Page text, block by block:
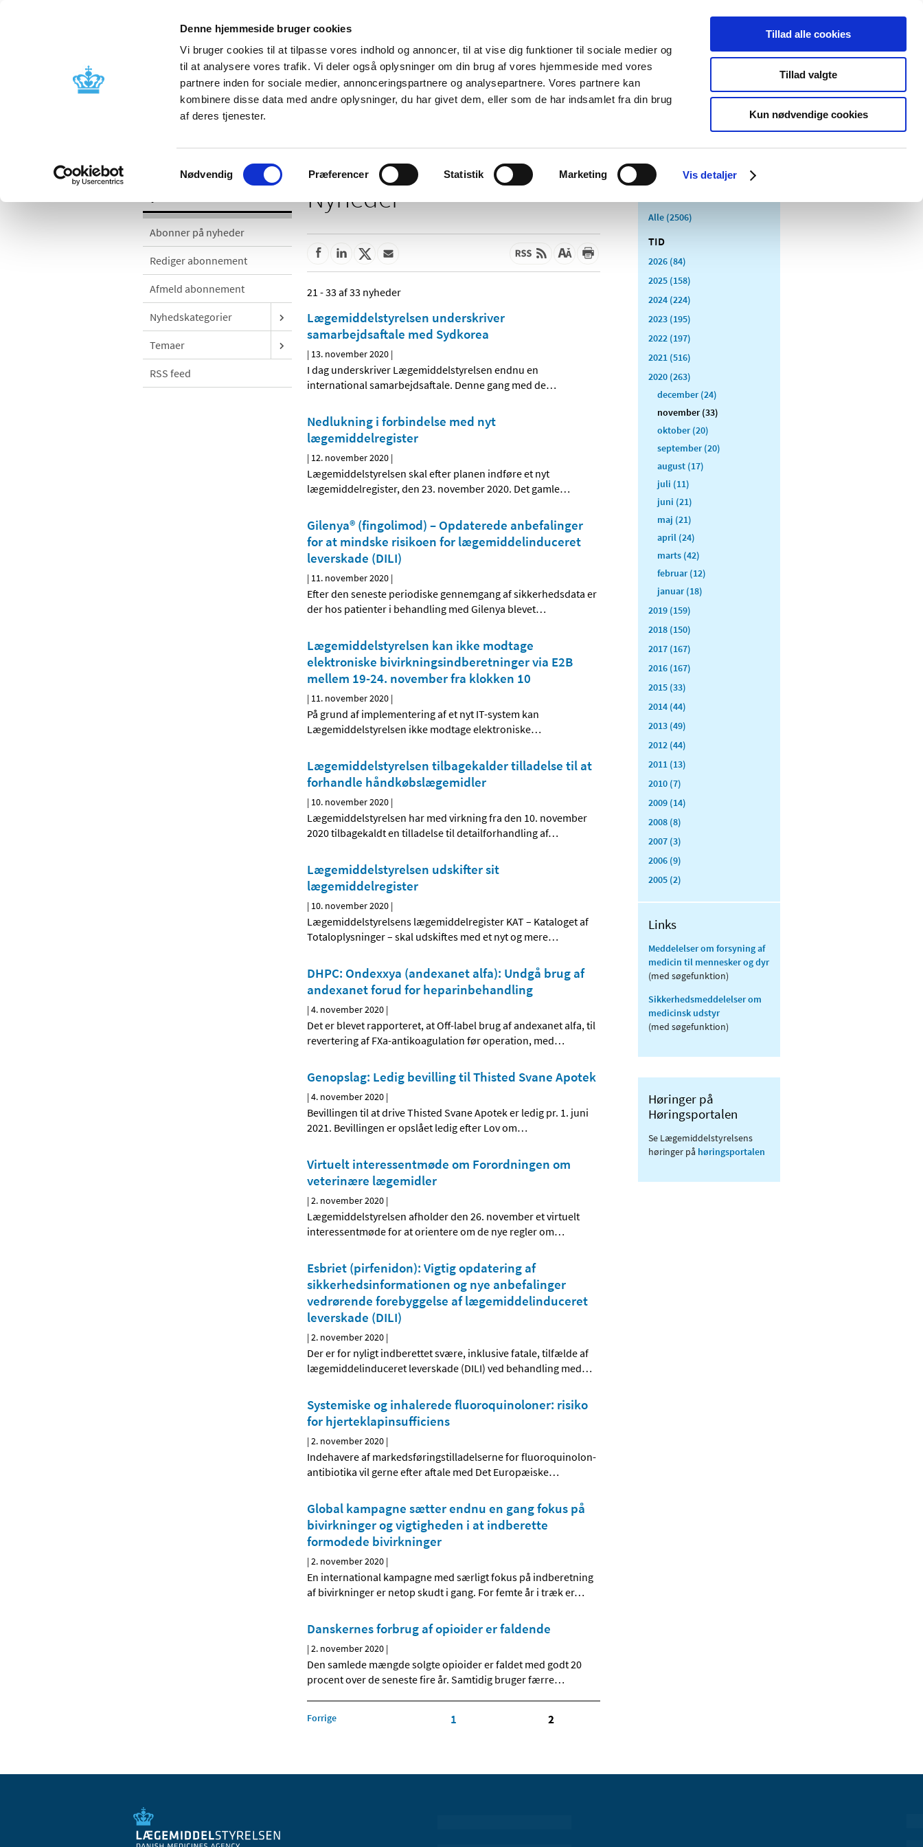
Denne hjemmeside bruger cookies
Vi bruger cookies til at tilpasse vores indhold og annoncer, til at vise dig funktioner til sociale medier og
til at analysere vores trafik. Vi deler også oplysninger om din brug af vores hjemmeside med vores
partnere inden for sociale medier, annonceringspartnere og analysepartnere. Vores partnere kan
kombinere disse data med andre oplysninger, du har givet dem, eller som de har indsamlet fra din brug
af deres tjenester.
Samtykkevalg
Nødvendig Præferencer Statistik Marketing Vis detaljer
Tillad alle cookies
Tillad valgte
Kun nødvendige cookies
Nyheder Om os Kontakt Udgivelser
Godkendelse og
Bivirkninger og
produktinformation
Tilskud og
Apoteker og salg af
Medicinsk
Særlige
produktområder
Abonner på nyheder
Rediger abonnement
Afmeld abonnement
Nyhedskategorier
Temaer
RSS feed
Nyheder
21 - 33 af 33 nyheder
Lægemiddelstyrelsen underskriver
samarbejdsaftale med Sydkorea
| 13. november 2020 |
I dag underskriver Lægemiddelstyrelsen endnu en
international samarbejdsaftale. Denne gang med de…
Nedlukning i forbindelse med nyt
lægemiddelregister
| 12. november 2020 |
Lægemiddelstyrelsen skal efter planen indføre et nyt
lægemiddelregister, den 23. november 2020. Det gamle…
Gilenya® (fingolimod) – Opdaterede anbefalinger
for at mindske risikoen for lægemiddelinduceret
leverskade (DILI)
| 11. november 2020 |
Efter den seneste periodiske gennemgang af sikkerhedsdata er
der hos patienter i behandling med Gilenya blevet…
Lægemiddelstyrelsen kan ikke modtage
elektroniske bivirkningsindberetninger via E2B
mellem 19-24. november fra klokken 10
| 11. november 2020 |
På grund af implementering af et nyt IT-system kan
Lægemiddelstyrelsen ikke modtage elektroniske…
Lægemiddelstyrelsen tilbagekalder tilladelse til at
forhandle håndkøbslægemidler
| 10. november 2020 |
Lægemiddelstyrelsen har med virkning fra den 10. november
2020 tilbagekaldt en tilladelse til detailforhandling af…
Lægemiddelstyrelsen udskifter sit
lægemiddelregister
| 10. november 2020 |
Lægemiddelstyrelsens lægemiddelregister KAT – Kataloget af
Totaloplysninger – skal udskiftes med et nyt og mere…
DHPC: Ondexxya (andexanet alfa): Undgå brug af
andexanet forud for heparinbehandling
|4. november 2020 |
Det er blevet rapporteret, at Off-label brug af andexanet alfa, til
revertering af FXa-antikoagulation før operation, med…
Genopslag: Ledig bevilling til Thisted Svane Apotek
|4. november 2020 |
Bevillingen til at drive Thisted Svane Apotek er ledig pr. 1. juni
2021. Bevillingen er opslået ledig efter Lov om…
Virtuelt interessentmøde om Forordningen om
veterinære lægemidler
|2. november 2020 |
Lægemiddelstyrelsen afholder den 26. november et virtuelt
interessentmøde for at orientere om de nye regler om…
Esbriet (pirfenidon): Vigtig opdatering af
sikkerhedsinformationen og nye anbefalinger
vedrørende forebyggelse af lægemiddelinduceret
leverskade (DILI)
|2. november 2020 |
Der er for nyligt indberettet svære, inklusive fatale, tilfælde af
lægemiddelinduceret leverskade (DILI) ved behandling med…
Systemiske og inhalerede fluoroquinoloner: risiko
for hjerteklapinsufficiens
|2. november 2020 |
Indehavere af markedsføringstilladelserne for fluoroquinolon-
antibiotika vil gerne efter aftale med Det Europæiske…
Global kampagne sætter endnu en gang fokus på
bivirkninger og vigtigheden i at indberette
formodede bivirkninger
|2. november 2020 |
En international kampagne med særligt fokus på indberetning
af bivirkninger er netop skudt i gang. For femte år i træk er…
Danskernes forbrug af opioider er faldende
|2. november 2020 |
Den samlede mængde solgte opioider er faldet med godt 20
procent over de seneste fire år. Samtidig bruger færre…
Forrige 1 2
Alle (2506)
TID
2026 (84)
2025 (158)
2024 (224)
2023 (195)
2022 (197)
2021 (516)
2020 (263)
december (24)
november (33)
oktober (20)
september (20)
august (17)
juli (11)
juni (21)
maj (21)
april (24)
marts (42)
februar (12)
januar (18)
2019 (159)
2018 (150)
2017 (167)
2016 (167)
2015 (33)
2014 (44)
2013 (49)
2012 (44)
2011 (13)
2010 (7)
2009 (14)
2008 (8)
2007 (3)
2006 (9)
2005 (2)
Links
Meddelelser om forsyning af
medicin til mennesker og dyr
(med søgefunktion)
Sikkerhedsmeddelelser om
medicinsk udstyr
(med søgefunktion)
Høringer på
Høringsportalen
Se Lægemiddelstyrelsens
høringer på høringsportalen